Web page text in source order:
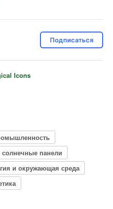
Подписаться
Icons
солнечные панели
и окружающая среда